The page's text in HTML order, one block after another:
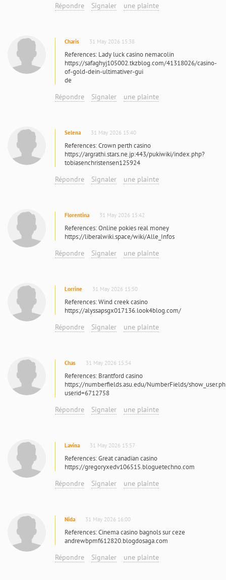
Répondre Signaler une plainte
Charis 31 May 2026 15:38
References: Lady luck casino nemacolin
https://safaghyj105002.tkzblog.com/41318026/casino-
of-gold-dein-ultimativer-gui
de
Répondre Signaler une plainte
Selena 31 May 2026 15:40
References: Crown perth casino
https://argrathi.stars.ne.jp:443/pukiwiki/index.php?
tobiasenchristensen125924
Répondre Signaler une plainte
Florentina 31 May 2026 15:42
References: Online pokies real money
https://liberalwiki.space/wiki/Alle_Infos
Répondre Signaler une plainte
Lorrine 31 May 2026 15:50
References: Wind creek casino
https://alyssapsgx017136.look4blog.com/
Répondre Signaler une plainte
Chas 31 May 2026 15:54
References: Brantford casino
https://numberfields.asu.edu/NumberFields/
userid=6712758
Répondre Signaler une plainte
Lavina 31 May 2026 15:57
References: Great canadian casino
https://gregoryxedv106515.bloguetechno.com
Répondre Signaler une plainte
Nida 31 May 2026 16:00
References: Cinema casino bagnols sur ceze
andrewbpmf612820.blogdosaga.com
Répondre Signaler une plainte